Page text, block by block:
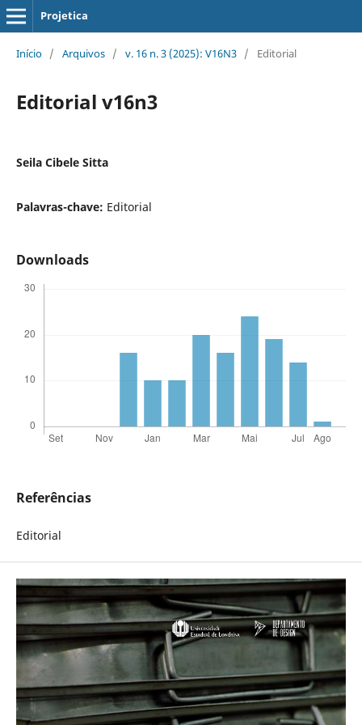
Projetica
Início / Arquivos / v. 16 n. 3 (2025): V16N3 / Editorial
Editorial v16n3
Seila Cibele Sitta
Palavras-chave: Editorial
Downloads
Referências
Editorial